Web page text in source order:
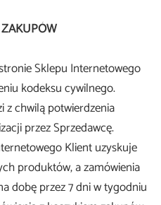
Sklepu Internetowego
kodeksu cywilnego.
z chwilą potwierdzenia
przez Sprzedawcę.
Klient uzyskuje
produktów, a zamówienia
dobę przez 7 dni w tygodniu